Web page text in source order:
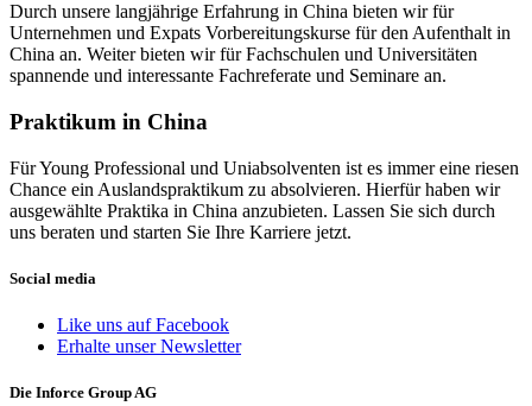
Durch unsere langjährige Erfahrung in China bieten wir für
Unternehmen und Expats Vorbereitungskurse für den Aufenthalt in
China an. Weiter bieten wir für Fachschulen und Universitäten
spannende und interessante Fachreferate und Seminare an.
Praktikum in China
Für Young Professional und Uniabsolventen ist es immer eine riesen
Chance ein Auslandspraktikum zu absolvieren. Hierfür haben wir
ausgewählte Praktika in China anzubieten. Lassen Sie sich durch
uns beraten und starten Sie Ihre Karriere jetzt.
Social media
Like uns auf Facebook
Erhalte unser Newsletter
Die Inforce Group AG